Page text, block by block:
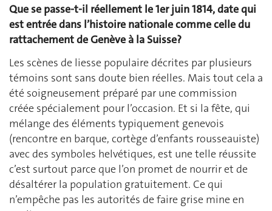
Que se passe-t-il réellement le 1er juin 1814, date qui
est entrée dans l’histoire nationale comme celle du
rattachement de Genève à la Suisse?
Les scènes de liesse populaire décrites par plusieurs
témoins sont sans doute bien réelles. Mais tout cela a
été soigneusement préparé par une commission
créée spécialement pour l’occasion. Et si la fête, qui
mélange des éléments typiquement genevois
(rencontre en barque, cortège d’enfants rousseauiste)
avec des symboles helvétiques, est une telle réussite
c’est surtout parce que l’on promet de nourrir et de
désaltérer la population gratuitement. Ce qui
n’empêche pas les autorités de faire grise mine en